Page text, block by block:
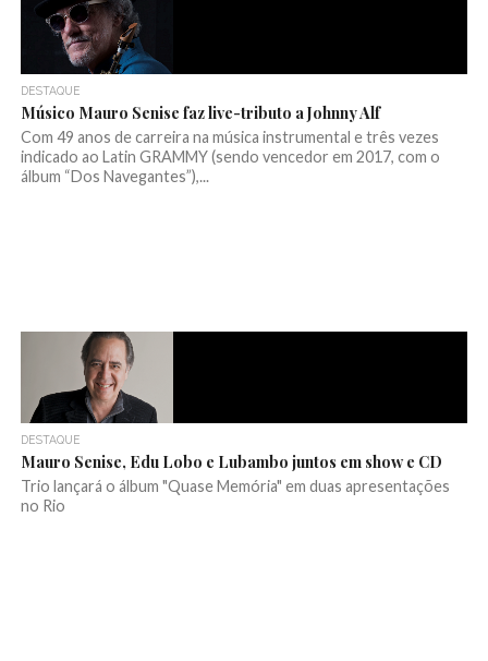
DESTAQUE
Músico Mauro Senise faz live-tributo a Johnny Alf
Com 49 anos de carreira na música instrumental e três vezes
indicado ao Latin GRAMMY (sendo vencedor em 2017, com o
álbum “Dos Navegantes”),...
DESTAQUE
Mauro Senise, Edu Lobo e Lubambo juntos em show e CD
Trio lançará o álbum "Quase Memória" em duas apresentações
no Rio